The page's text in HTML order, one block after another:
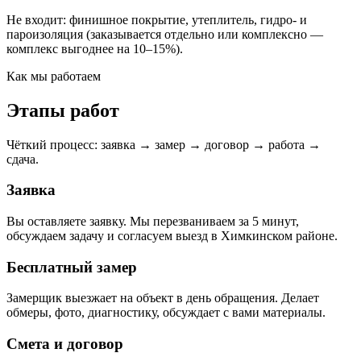
Не входит: финишное покрытие, утеплитель, гидро- и
пароизоляция (заказывается отдельно или комплексно —
комплекс выгоднее на 10–15%).
Как мы работаем
Этапы работ
Чёткий процесс: заявка → замер → договор → работа →
сдача.
Заявка
Вы оставляете заявку. Мы перезваниваем за 5 минут,
обсуждаем задачу и согласуем выезд в Химкинском районе.
Бесплатный замер
Замерщик выезжает на объект в день обращения. Делает
обмеры, фото, диагностику, обсуждает с вами материалы.
Смета и договор